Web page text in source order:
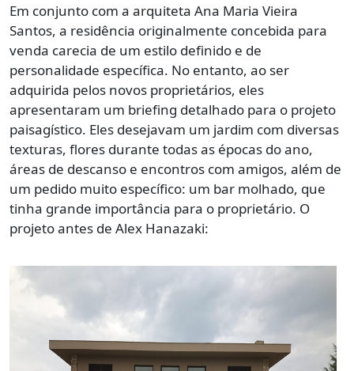
Em conjunto com a arquiteta Ana Maria Vieira
Santos, a residência originalmente concebida para
venda carecia de um estilo definido e de
personalidade específica. No entanto, ao ser
adquirida pelos novos proprietários, eles
apresentaram um briefing detalhado para o projeto
paisagístico. Eles desejavam um jardim com diversas
texturas, flores durante todas as épocas do ano,
áreas de descanso e encontros com amigos, além de
um pedido muito específico: um bar molhado, que
tinha grande importância para o proprietário. O
projeto antes de Alex Hanazaki: